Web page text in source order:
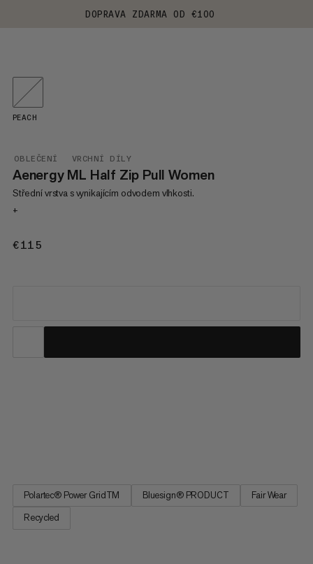
DOPRAVA ZDARMA OD €100
OBLEČENÍ VRCHNÍ DÍLY
Aenergy ML Half Zip Pull Women
Střední vrstva s vynikajícím odvodem vlhkosti.
+
€115
PEACH
Polartec® Power GridTM Bluesign® PRODUCT
Fair Wear
Recycled